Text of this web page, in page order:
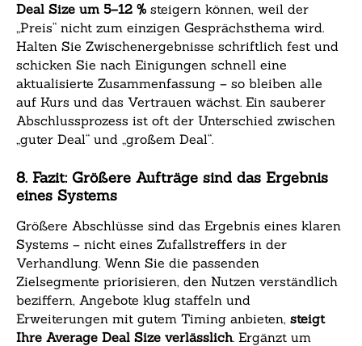
Deal Size um 5–12 %steigern können, weil der
„Preis“ nicht zum einzigen Gesprächsthema wird.
Halten Sie Zwischenergebnisse schriftlich fest und
schicken Sie nach Einigungen schnell eine
aktualisierte Zusammenfassung – so bleiben alle
auf Kurs und das Vertrauen wächst. Ein sauberer
Abschlussprozess ist oft der Unterschied zwischen
„guter Deal“ und „großem Deal“.
8. Fazit: Größere Aufträge sind das Ergebnis
eines Systems
Größere Abschlüsse sind das Ergebnis eines klaren
Systems – nicht eines Zufallstreffers in der
Verhandlung. Wenn Sie die passenden
Zielsegmente priorisieren, den Nutzen verständlich
beziffern, Angebote klug staffeln und
Erweiterungen mit gutem Timing anbieten, steigt
Ihre Average Deal Size verlässlich. Ergänzt um